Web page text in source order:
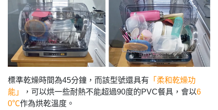
標準乾燥時間為45分鐘，而該型號還具有 「柔和乾燥功
能」
，可以烘一些耐熱不能超過90度的PVC餐具，會以6
0℃作為烘乾溫度。